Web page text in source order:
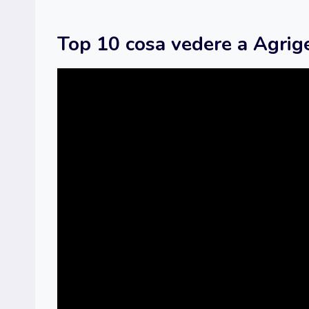
Top 10 cosa vedere a